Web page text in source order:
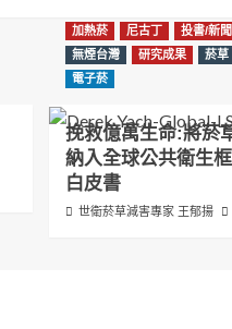
加熱菸 尼古丁 投書/新
無煙台灣
研究成果 菸草
電子菸
挽救億萬生命:將菸
納入全球公共衛生
白皮書
世衛菸草減害專家 王郁揚